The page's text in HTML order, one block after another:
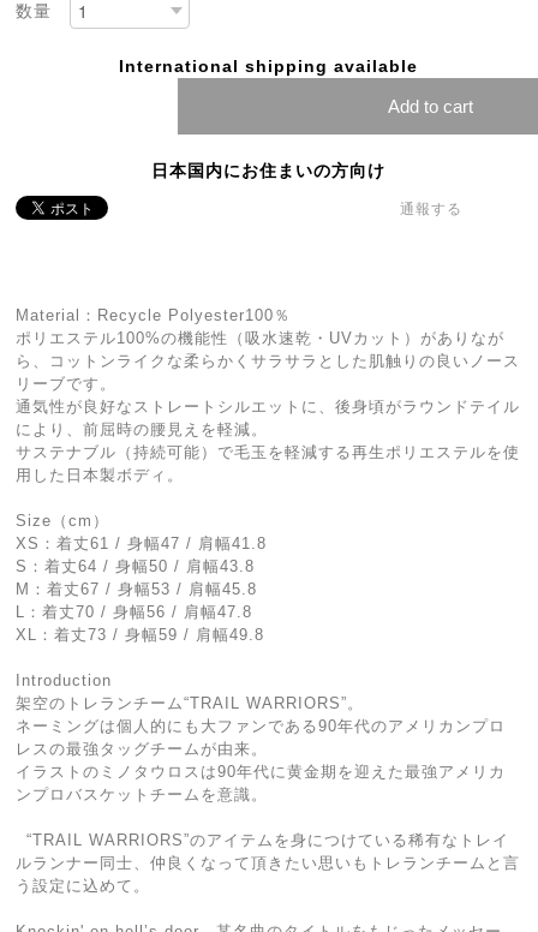
数量
International shipping available
Add to cart
日本国内にお住まいの方向け
通報する
Material：Recycle Polyester100％
ポリエステル100%の機能性（吸水速乾・UVカット）がありなが
ら、コットンライクな柔らかくサラサラとした肌触りの良いノース
リーブです。
通気性が良好なストレートシルエットに、後身頃がラウンドテイル
により、前屈時の腰見えを軽減。
サステナブル（持続可能）で毛玉を軽減する再生ポリエステルを使
用した日本製ボディ。
Size（cm）
XS：着丈61 / 身幅47 / 肩幅41.8
S：着丈64 / 身幅50 / 肩幅43.8
M：着丈67 / 身幅53 / 肩幅45.8
L：着丈70 / 身幅56 / 肩幅47.8
XL：着丈73 / 身幅59 / 肩幅49.8
Introduction
架空のトレランチーム“TRAIL WARRIORS”。
ネーミングは個人的にも大ファンである90年代のアメリカンプロ
レスの最強タッグチームが由来。
イラストのミノタウロスは90年代に黄金期を迎えた最強アメリカ
ンプロバスケットチームを意識。
“TRAIL WARRIORS”のアイテムを身につけている稀有なトレイ
ルランナー同士、仲良くなって頂きたい思いもトレランチームと言
う設定に込めて。